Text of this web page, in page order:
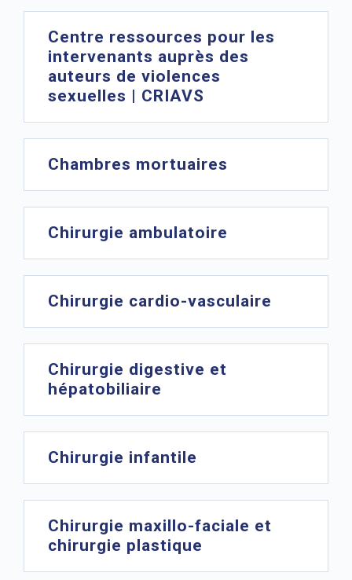
Centre ressources pour les
intervenants auprès des
auteurs de violences
sexuelles | CRIAVS
Chambres mortuaires
Chirurgie ambulatoire
Chirurgie cardio-vasculaire
Chirurgie digestive et
hépatobiliaire
Chirurgie infantile
Chirurgie maxillo-faciale et
chirurgie plastique